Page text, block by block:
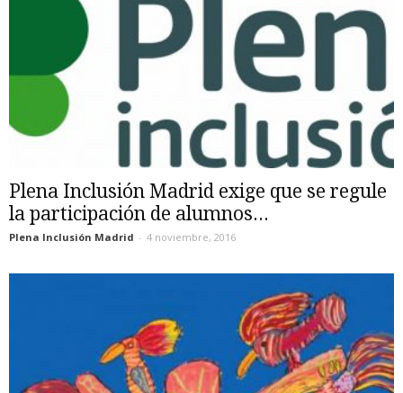
Plena Inclusión Madrid exige que se regule
la participación de alumnos...
Plena Inclusión Madrid - 4 noviembre, 2016